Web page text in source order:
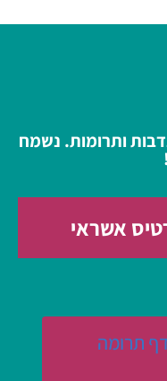
ותרומות. נשמח
אשראי
תרומה